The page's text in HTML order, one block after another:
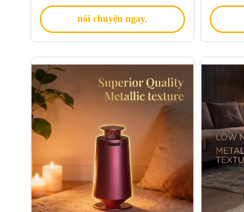
trường 180ML Năng lượng dầu thiết
yếu
nói chuyện ngay.